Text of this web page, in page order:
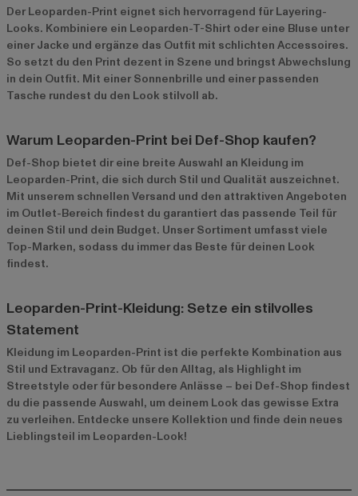
Der Leoparden-Print eignet sich hervorragend für Layering-
Looks. Kombiniere ein Leoparden-T-Shirt oder eine Bluse unter
einer Jacke und ergänze das Outfit mit schlichten Accessoires.
So setzt du den Print dezent in Szene und bringst Abwechslung
in dein Outfit. Mit einer Sonnenbrille und einer passenden
Tasche rundest du den Look stilvoll ab.
Warum Leoparden-Print bei Def-Shop kaufen?
Def-Shop bietet dir eine breite Auswahl an Kleidung im
Leoparden-Print, die sich durch Stil und Qualität auszeichnet.
Mit unserem schnellen Versand und den attraktiven Angeboten
im Outlet-Bereich findest du garantiert das passende Teil für
deinen Stil und dein Budget. Unser Sortiment umfasst viele
Top-Marken, sodass du immer das Beste für deinen Look
findest.
Leoparden-Print-Kleidung: Setze ein stilvolles
Statement
Kleidung im Leoparden-Print ist die perfekte Kombination aus
Stil und Extravaganz. Ob für den Alltag, als Highlight im
Streetstyle oder für besondere Anlässe – bei Def-Shop findest
du die passende Auswahl, um deinem Look das gewisse Extra
zu verleihen. Entdecke unsere Kollektion und finde dein neues
Lieblingsteil im Leoparden-Look!